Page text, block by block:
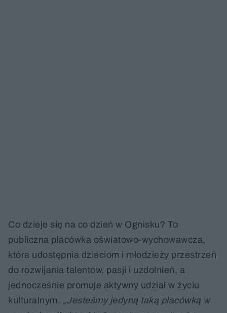
Co dzieje się na co dzień w Ognisku? To
publiczna placówka oświatowo-wychowawcza,
która udostępnia dzieciom i młodzieży przestrzeń
do rozwijania talentów, pasji i uzdolnień, a
jednocześnie promuje aktywny udział w życiu
kulturalnym. „Jesteśmy jedyną taką placówką w